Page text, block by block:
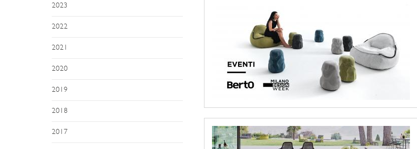
2023
2022
2021
2020
2019
2018
2017